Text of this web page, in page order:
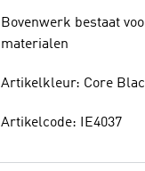
Bovenwerk bestaat
materialen
Artikelkleur: Core
Artikelcode: IE4037